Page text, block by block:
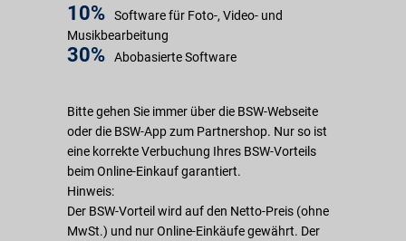
10%
Software für Foto-, Video- und
Musikbearbeitung
30% Abobasierte Software
Bitte gehen Sie immer über die BSW-Webseite
oder die BSW-App zum Partnershop. Nur so ist
eine korrekte Verbuchung Ihres BSW-Vorteils
beim Online-Einkauf garantiert.
Hinweis:
Der BSW-Vorteil wird auf den Netto-Preis (ohne
MwSt.) und nur Online-Einkäufe gewährt. Der